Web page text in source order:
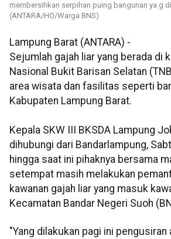
membersihkan serpihan puing bangunan ya g
(ANTARA/HO/Warga BNS)
Lampung Barat (ANTARA) -
Sejumlah gajah liar yang berada di
Nasional Bukit Barisan Selatan
area wisata dan fasilitas seperti
Kabupaten Lampung Barat.
Kepala SKW III BKSDA Lampung
dihubungi dari Bandarlampung,
hingga saat ini pihaknya bersama
setempat masih melakukan
kawanan gajah liar yang masuk
Kecamatan Bandar Negeri Suoh
"Yang dilakukan pagi ini pengusiran